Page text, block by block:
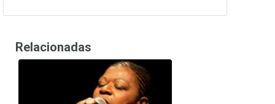
Relacionadas